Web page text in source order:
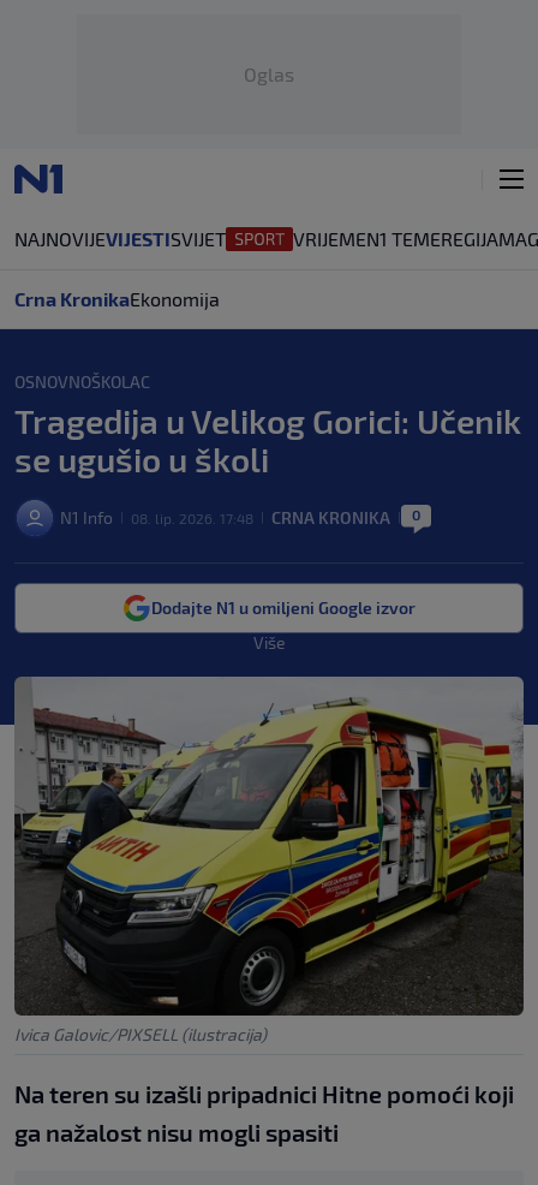
Oglas
NAJNOVIJEVIJESTISVIJET VRIJEMEN1 TEMEREGIJA
Crna KronikaEkonomija
OSNOVNOŠKOLAC
Tragedija u Velikog Gorici: Učenik
se ugušio u školi
N1 Info 08. lip. 2026. 17:48 CRNA KRONIKA 0
Dodajte N1 u omiljeni Google izvor
Više
Ivica Galovic/PIXSELL (ilustracija)
Na teren su izašli pripadnici Hitne pomoći koji
ga nažalost nisu mogli spasiti